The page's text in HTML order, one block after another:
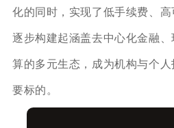
化的同时，实现了低手续费、高
逐步构建起涵盖去中心化金融
算的多元生态，成为机构与个
要标的。